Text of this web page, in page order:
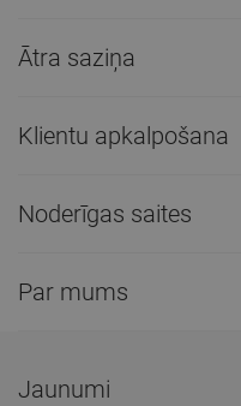
Ātra saziņa
Klientu apkalpošana
Noderīgas saites
Par mums
Jaunumi